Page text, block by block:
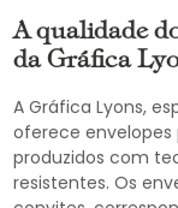
A qualidade
da Gráfica
A Gráfica Lyons,
oferece envelopes
produzidos com
resistentes. Os